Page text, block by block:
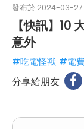
發布於 2024-03-27
【快訊】10
意外
#吃電怪獸 #電
分享給朋友